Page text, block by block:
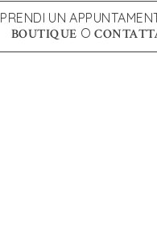
PRENDI UN
BOUTIQUE O